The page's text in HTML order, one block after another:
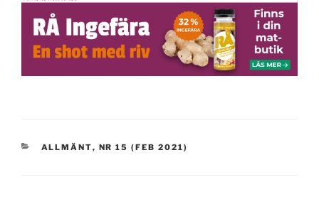
KATEGORIER
ALLMÄNT, NR 15 (FEB 2021)